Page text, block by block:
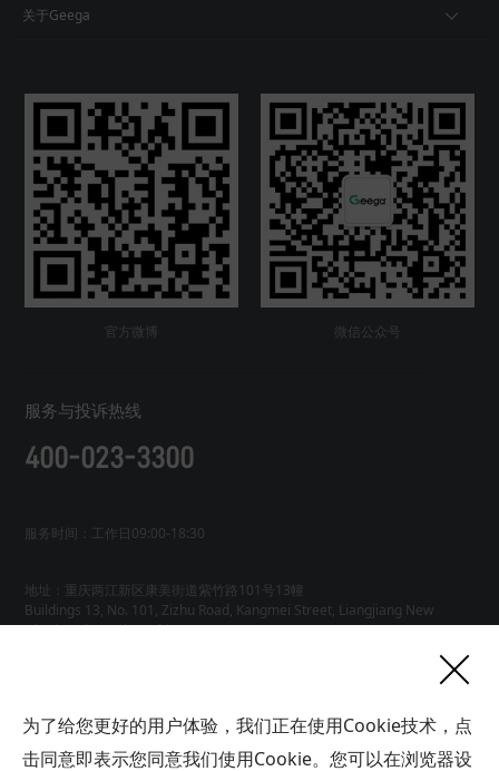
关于Geega
官方微博 微信公众号
服务与投诉热线
400-023-3300
服务时间：工作日09:00-18:30
地址：重庆两江新区康美街道紫竹路101号13幢
Buildings 13, No. 101, Zizhu Road, Kangmei Street, Liangjiang New
网站地图 工业AI智能体
为了给您更好的用户体验，我们正在使用Cookie技术，点
击同意即表示您同意我们使用Cookie。您可以在浏览器设